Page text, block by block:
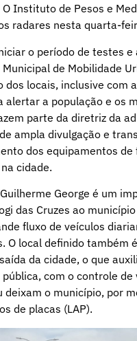
Instituto de Pesos e
radares nesta quarta-
o período de testes e
de Mobilidade
dos locais, inclusive com
alertar a população e os
parte da diretriz da
ampla divulgação e
dos equipamentos de
cidade.
George é um
das Cruzes ao
fluxo de veículos
O local definido também
da cidade, o que
com o controle de
deixam o município, por
de placas (LAP).